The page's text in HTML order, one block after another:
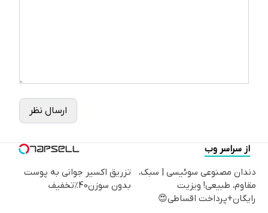
ارسال نظر
از سراسر وب
دندان مصنوعی سوئیسی | سبک،
مقاوم، طبیعی! ویزیت
رایگان+پرداخت اقساطی😍
تزریق اکسیر جوانی به پوست
بدون سوزن40%تخفیف